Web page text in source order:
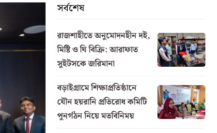
সর্বশেষ
রাজশাহীতে অনুমোদনহীন দই,
মিষ্টি ও ঘি বিক্রি: আরাফাত
সুইটসকে জরিমানা
বড়াইগ্রামে শিক্ষাপ্রতিষ্ঠানে
যৌন হয়রানি প্রতিরোধ কমিটি
পুনর্গঠন নিয়ে মতবিনিময়